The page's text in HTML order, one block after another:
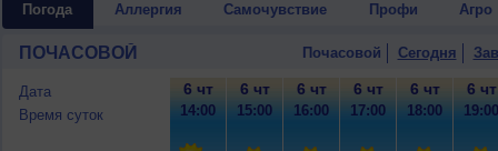
Погода Аллергия Самочувствие Профи Агро
ПОЧАСОВОЙ Почасовой Сегодня
Дата
Время суток
6 чт
14:00
6 чт
15:00
6 чт
16:00
6 чт
17:00
6 чт
18:00
6 чт
19:00